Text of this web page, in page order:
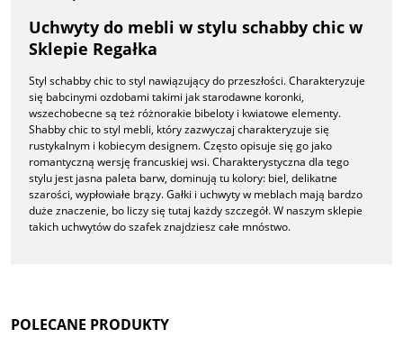
Uchwyty do mebli w stylu schabby chic w
Sklepie Regałka
Styl schabby chic to styl nawiązujący do przeszłości. Charakteryzuje
się babcinymi ozdobami takimi jak starodawne koronki,
wszechobecne są też różnorakie bibeloty i kwiatowe elementy.
Shabby chic to styl mebli, który zazwyczaj charakteryzuje się
rustykalnym i kobiecym designem. Często opisuje się go jako
romantyczną wersję francuskiej wsi. Charakterystyczna dla tego
stylu jest jasna paleta barw, dominują tu kolory: biel, delikatne
szarości, wypłowiałe brązy. Gałki i uchwyty w meblach mają bardzo
duże znaczenie, bo liczy się tutaj każdy szczegół. W naszym sklepie
takich uchwytów do szafek znajdziesz całe mnóstwo.
POLECANE PRODUKTY